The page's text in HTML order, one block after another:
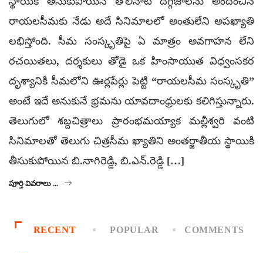
రాయలసీమకు నేడు అదే సినిమాలలో అంతులేని అపఖ్యాతి
లభిస్తోంది. సీమ సంస్కృతిపై ఏ మాత్రం అవగాహన లేని
రచయితలు, దర్శకులు తోడై ఒక హింసాయుత విధ్వంసకర
దృశ్యానికి సీమలోని ఊర్లపేర్లు పెట్టి “రాయలసీమ సంస్కృతి”
అంటే ఇదే అనుకునే భ్రమను యావదాంధ్రులకు కలిగిస్తున్నారు.
తెలుగులో శబ్దచిత్రాలు ప్రారంభమయ్యాక మల్లీశ్వరి వంటి
సినిమాలతో తెలుగు చిత్రసీమ ఖ్యాతిని అంతర్జాతీయ స్థాయికి
తీసుకుపోయిన బి.నాగిరెడ్డి, బి.ఎన్.రెడ్డి […]
పూర్తి వివరాలు ...
RECENT POPULAR COMMENTS